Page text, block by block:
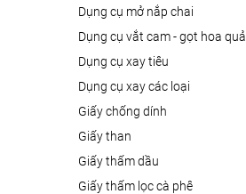
dụng cụ mở nắp chai
dụng cụ vắt cam - gọt hoa quả
dụng cụ xay tiêu
dụng cụ xay các loại
giấy chống dính
giấy than
giấy thấm dầu
giấy thấm lọc cà phê